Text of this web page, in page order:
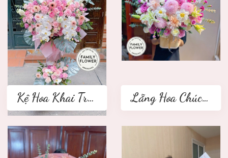
Kệ Hoa Khai Trương 2 tầng Lẵng Hoa Chúc Mừng